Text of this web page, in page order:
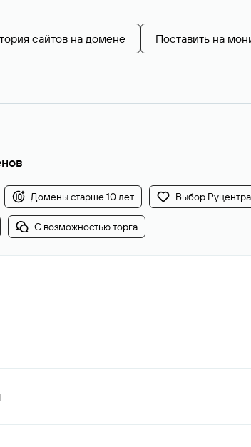
сайтов на домене Поставить на
Домены старше 10 лет Выбор Руцентра
С возможностью торга